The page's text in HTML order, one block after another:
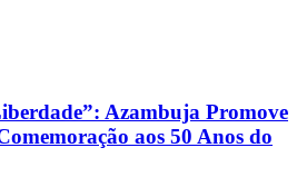
Azambuja Promove
aos 50 Anos do